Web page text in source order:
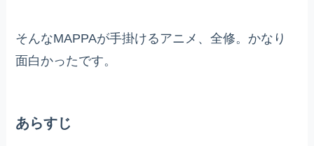
そんなMAPPAが手掛けるアニメ、全修。かなり
面白かったです。
あらすじ